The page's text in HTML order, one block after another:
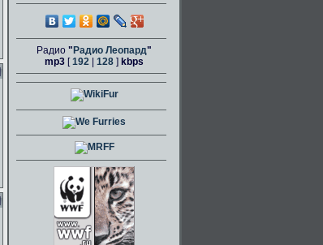
Радио " Радио Леопард"
mp3 [192 128 ] kbps